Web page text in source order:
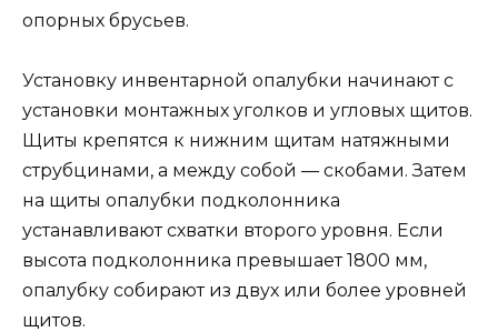
опорных брусьев.
Установку инвентарной опалубки начинают с
установки монтажных уголков и угловых щитов.
Щиты крепятся к нижним щитам натяжными
струбцинами, а между собой — скобами. Затем
на щиты опалубки подколонника
устанавливают схватки второго уровня. Если
высота подколонника превышает 1800 мм,
опалубку собирают из двух или более уровней
щитов.